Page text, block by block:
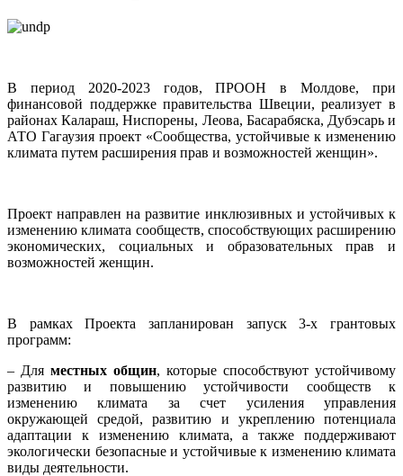
В период 2020-2023 годов, ПРООН в Молдове, при
финансовой поддержке правительства Швеции, реализует в
районах Калараш, Ниспорены, Леова, Басарабяска, Дубэсарь и
АТО Гагаузия проект «Сообщества, устойчивые к изменению
климата путем расширения прав и возможностей женщин».
Проект направлен на развитие инклюзивных и устойчивых к
изменению климата сообществ, способствующих расширению
экономических, социальных и образовательных прав и
возможностей женщин.
В рамках Проекта запланирован запуск 3-х грантовых
программ:
– Для местных общин, которые способствуют устойчивому
развитию и повышению устойчивости сообществ к
изменению климата за счет усиления управления
окружающей средой, развитию и укреплению потенциала
адаптации к изменению климата, а также поддерживают
экологически безопасные и устойчивые к изменению климата
виды деятельности.